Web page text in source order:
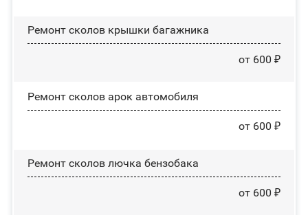
Ремонт сколов крышки багажника
от 600 ₽
Ремонт сколов арок автомобиля
от 600 ₽
Ремонт сколов лючка бензобака
от 600 ₽